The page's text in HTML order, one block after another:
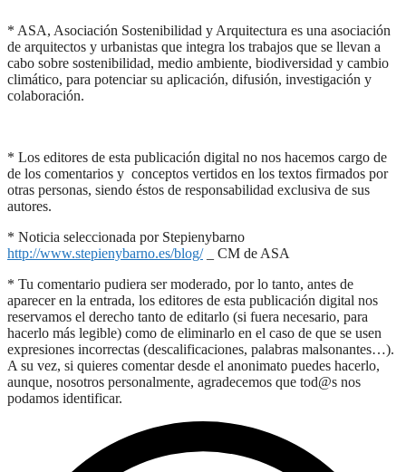
* ASA, Asociación Sostenibilidad y Arquitectura es una asociación
de arquitectos y urbanistas que integra los trabajos que se llevan a
cabo sobre sostenibilidad, medio ambiente, biodiversidad y cambio
climático, para potenciar su aplicación, difusión, investigación y
colaboración.
* Los editores de esta publicación digital no nos hacemos cargo de
de los comentarios y conceptos vertidos en los textos firmados por
otras personas, siendo éstos de responsabilidad exclusiva de sus
autores.
* Noticia seleccionada por Stepienybarno
http://www.stepienybarno.es/blog/_ CM de ASA
* Tu comentario pudiera ser moderado, por lo tanto, antes de
aparecer en la entrada, los editores de esta publicación digital nos
reservamos el derecho tanto de editarlo (si fuera necesario, para
hacerlo más legible) como de eliminarlo en el caso de que se usen
expresiones incorrectas (descalificaciones, palabras malsonantes…).
A su vez, si quieres comentar desde el anonimato puedes hacerlo,
aunque, nosotros personalmente, agradecemos que tod@s nos
podamos identificar.